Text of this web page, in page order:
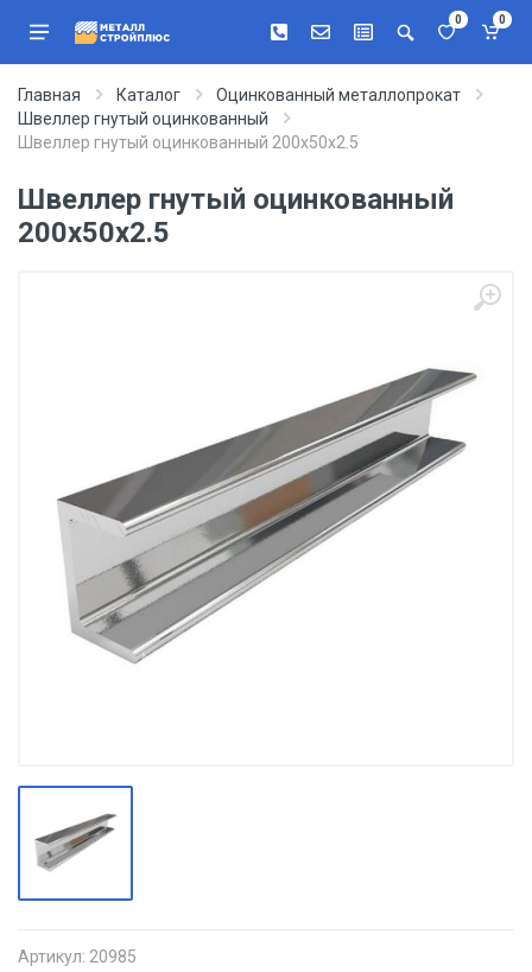
0 0
Главная Каталог
Оцинкованный металлопрокат
Швеллер гнутый оцинкованный
Швеллер гнутый оцинкованный 200х50х2.5
Швеллер гнутый оцинкованный
200х50х2.5
Артикул: 20985